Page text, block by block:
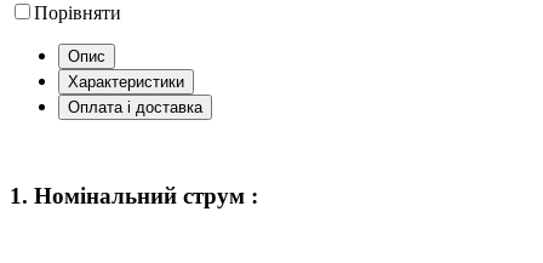
Порівняти
Опис
Характеристики
Оплата і доставка
1. Номінальний струм :